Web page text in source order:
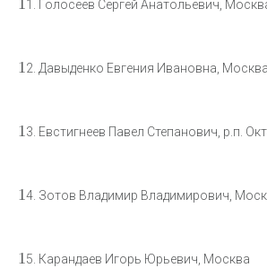
1. Голосеев Сергей Анатольевич,
1 2. Давыденко Евгения Ивановна, Москва
1 3. Евстигнеев Павел Степанович, р.п.
14. Зотов Владимир Владимирович,
1 5. Карандаев Игорь Юрьевич, Москва